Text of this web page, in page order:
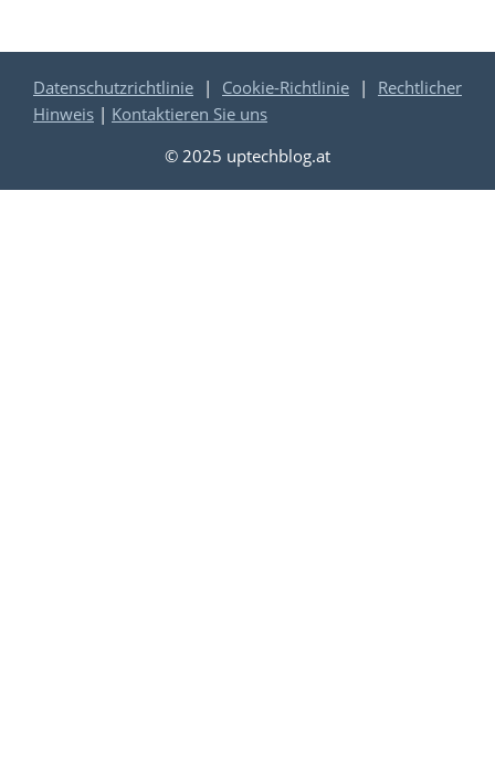
Datenschutzrichtlinie | Cookie-Richtlinie | Rechtlicher
Hinweis | Kontaktieren Sie uns
© 2025 uptechblog.at